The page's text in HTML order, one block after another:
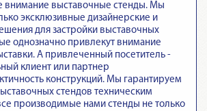
выставочные стенды. Мы
эксклюзивные дизайнерские и
для застройки выставочных
однозначно привлекут внимание
А привлеченный посетитель -
клиент или партнер
конструкций. Мы гарантируем
стендов техническим
производимые нами стенды не только